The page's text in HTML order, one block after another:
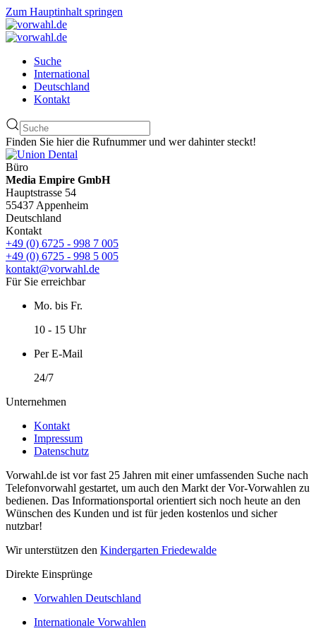
Zum Hauptinhalt springen
Suche
International
Deutschland
Kontakt
Finden Sie hier die Rufnummer und wer dahinter steckt!
Büro
Media Empire GmbH
Hauptstrasse 54
55437 Appenheim
Deutschland
Kontakt
+49 (0) 6725 - 998 7 005
+49 (0) 6725 - 998 5 005
kontakt@vorwahl.de
Für Sie erreichbar
Mo. bis Fr.
10 - 15 Uhr
Per E-Mail
24/7
Unternehmen
Kontakt
Impressum
Datenschutz
Vorwahl.de ist vor fast 25 Jahren mit einer umfassenden Suche nach
Telefonvorwahl gestartet, um auch den Markt der Vor-Vorwahlen zu
bedienen. Das Informationsportal orientiert sich noch heute an den
Wünschen des Kunden und ist für jeden kostenlos und sicher
nutzbar!
Wir unterstützen den Kindergarten Friedewalde
Direkte Einsprünge
Vorwahlen Deutschland
Internationale Vorwahlen